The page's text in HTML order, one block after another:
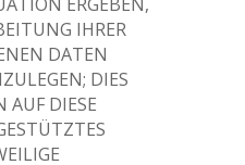
IHRER
DATEN
DIES
AUF DIESE